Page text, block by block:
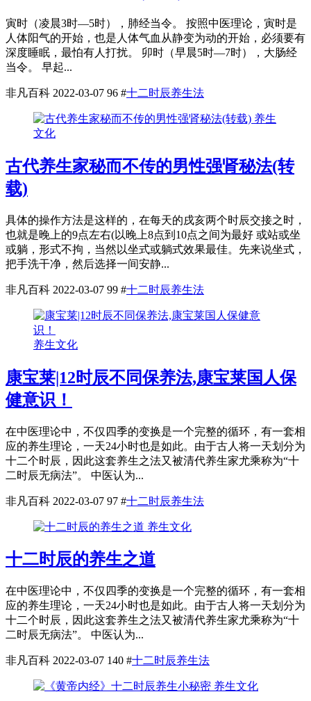
寅时（凌晨3时—5时），肺经当令。 按照中医理论，寅时是
人体阳气的开始，也是人体气血从静变为动的开始，必须要有
深度睡眠，最怕有人打扰。 卯时（早晨5时—7时），大肠经
当令。 早起...
非凡百科 2022-03-07 96 #十二时辰养生法
养生
文化
古代养生家秘而不传的男性强肾秘法(转
载)
具体的操作方法是这样的，在每天的戌亥两个时辰交接之时，
也就是晚上的9点左右(以晚上8点到10点之间为最好 或站或坐
或躺，形式不拘，当然以坐式或躺式效果最佳。先来说坐式，
把手洗干净，然后选择一间安静...
非凡百科 2022-03-07 99 #十二时辰养生法
养生文化
康宝莱|12时辰不同保养法,康宝莱国人保
健意识！
在中医理论中，不仅四季的变换是一个完整的循环，有一套相
应的养生理论，一天24小时也是如此。由于古人将一天划分为
十二个时辰，因此这套养生之法又被清代养生家尤乘称为“十
二时辰无病法”。 中医认为...
非凡百科 2022-03-07 97 #十二时辰养生法
养生文化
十二时辰的养生之道
在中医理论中，不仅四季的变换是一个完整的循环，有一套相
应的养生理论，一天24小时也是如此。由于古人将一天划分为
十二个时辰，因此这套养生之法又被清代养生家尤乘称为“十
二时辰无病法”。 中医认为...
非凡百科 2022-03-07 140 #十二时辰养生法
养生文化